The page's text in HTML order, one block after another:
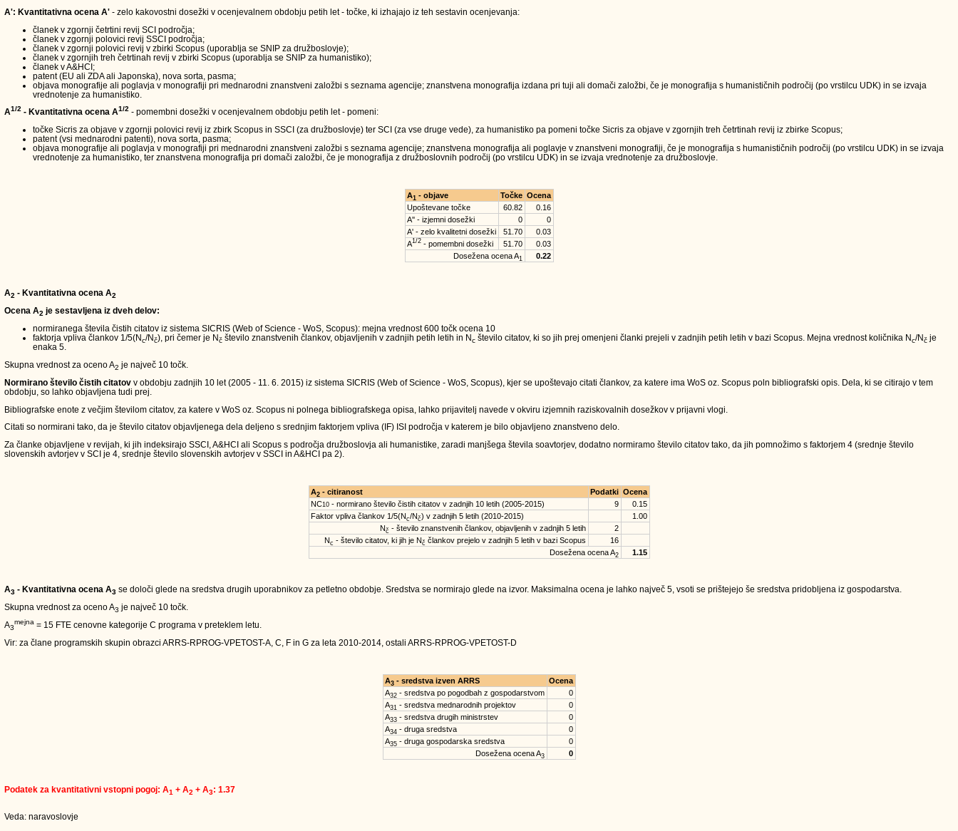
A': Kvantitativna ocena A' - zelo kakovostni dosežki v ocenjevalnem obdobju petih let - točke, ki izhajajo iz teh sestavin ocenjevanja:
članek v zgornji četrtini revij SCI področja;
članek v zgornji polovici revij SSCI področja;
članek v zgornji polovici revij v zbirki Scopus (uporablja se SNIP za družboslovje);
članek v zgornjih treh četrtinah revij v zbirki Scopus (uporablja se SNIP za humanistiko);
članek v A&HCI;
patent (EU ali ZDA ali Japonska), nova sorta, pasma;
objava monografije ali poglavja v monografiji pri mednarodni znanstveni založbi s seznama agencije; znanstvena monografija izdana pri tuji ali domači založbi, če je monografija s humanističnih področij (po vrstilcu UDK) in se izvaja
vrednotenje za humanistiko.
A1/2 - Kvantitativna ocena A1/2 - pomembni dosežki v ocenjevalnem obdobju petih let - pomeni:
točke Sicris za objave v zgornji polovici revij iz zbirk Scopus in SSCI (za družboslovje) ter SCI (za vse druge vede), za humanistiko pa pomeni točke Sicris za objave v zgornjih treh četrtinah revij iz zbirke Scopus;
patent (vsi mednarodni patenti), nova sorta, pasma;
objava monografije ali poglavja v monografiji pri mednarodni znanstveni založbi s seznama agencije; znanstvena monografija ali poglavje v znanstveni monografiji, če je monografija s humanističnih področij (po vrstilcu UDK) in se izvaja
vrednotenje za humanistiko, ter znanstvena monografija pri domači založbi, če je monografija z družboslovnih področij (po vrstilcu UDK) in se izvaja vrednotenje za družboslovje.
A1 - objave Točke Ocena
Upoštevane točke
60.82
0.16
A'' - izjemni dosežki
0
0
A' - zelo kvalitetni dosežki
51.70
0.03
A1/2- pomembni dosežki 51.70
0.03
Dosežena ocena A1 0.22
A2 - Kvantitativna ocena A2
Ocena A2 je sestavljena iz dveh delov:
normiranega števila čistih citatov iz sistema SICRIS (Web of Science - WoS, Scopus): mejna vrednost 600 točk ocena 10
faktorja vpliva člankov 1/5(Nc/Nč), pri čemer je Nč število znanstvenih člankov, objavljenih v zadnjih petih letih in Nc število citatov, ki so jih prej omenjeni članki prejeli v zadnjih petih letih v bazi Scopus. Mejna vrednost količnika Nc/Nč je
enaka 5.
Skupna vrednost za oceno A2 je največ 10 točk.
Normirano število čistih citatov v obdobju zadnjih 10 let (2005 - 11. 6. 2015) iz sistema SICRIS (Web of Science - WoS, Scopus), kjer se upoštevajo citati člankov, za katere ima WoS oz. Scopus poln bibliografski opis. Dela, ki se citirajo v tem
obdobju, so lahko objavljena tudi prej.
Bibliografske enote z večjim številom citatov, za katere v WoS oz. Scopus ni polnega bibliografskega opisa, lahko prijavitelj navede v okviru izjemnih raziskovalnih dosežkov v prijavni vlogi.
Citati so normirani tako, da je število citatov objavljenega dela deljeno s srednjim faktorjem vpliva (IF) ISI področja v katerem je bilo objavljeno znanstveno delo.
Za članke objavljene v revijah, ki jih indeksirajo SSCI, A&HCI ali Scopus s področja družboslovja ali humanistike, zaradi manjšega števila soavtorjev, dodatno normiramo število citatov tako, da jih pomnožimo s faktorjem 4 (srednje število
slovenskih avtorjev v SCI je 4, srednje število slovenskih avtorjev v SSCI in A&HCI pa 2).
A2- citiranost Podatki Ocena
NC10- normirano število čistih citatov v zadnjih 10 letih (2005-2015) 9
0.15
Faktor vpliva člankov 1/5(Nc/Nč) v zadnjih 5 letih (2010-2015)
1.00
Nč - število znanstvenih člankov, objavljenih v zadnjih 5 letih
2
Nc - število citatov, ki jih je Nč člankov prejelo v zadnjih 5 letih v bazi Scopus
16
Dosežena ocena A2 1.15
A3 - Kvantitativna ocena A3 se določi glede na sredstva drugih uporabnikov za petletno obdobje. Sredstva se normirajo glede na izvor. Maksimalna ocena je lahko največ 5, vsoti se prištejejo še sredstva pridobljena iz gospodarstva.
Skupna vrednost za oceno A3 je največ 10 točk.
A3
mejna = 15 FTE cenovne kategorije C programa v preteklem letu.
Vir: za člane programskih skupin obrazci ARRS-RPROG-VPETOST-A, C, F in G za leta 2010-2014, ostali ARRS-RPROG-VPETOST-D
A3- sredstva izven ARRS
Ocena
A32- sredstva po pogodbah z gospodarstvom
0
A31 - sredstva mednarodnih projektov
0
A33- sredstva drugih ministrstev
0
A34 - druga sredstva
0
A35- druga gospodarska sredstva
0
Dosežena ocena A3 0
Podatek za kvantitativni vstopni pogoj: A1 + A2 + A3: 1.37
Veda: naravoslovje